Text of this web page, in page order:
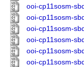
ooi-cp11sosm-
ooi-cp11sosm-
ooi-cp11sosm-
ooi-cp11sosm-
ooi-cp11sosm-
ooi-cp11sosm-